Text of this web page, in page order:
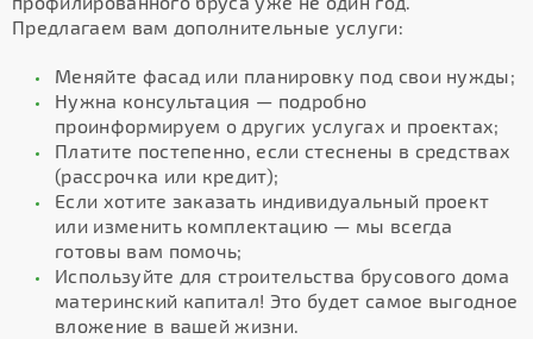
Предлагаем вам дополнительные услуги:
Меняйте фасад или планировку под свои нужды;
Нужна консультация — подробно
проинформируем о других услугах и проектах;
Платите постепенно, если стеснены в средствах
(рассрочка или кредит);
Если хотите заказать индивидуальный проект
или изменить комплектацию — мы всегда
готовы вам помочь;
Используйте для строительства брусового дома
материнский капитал! Это будет самое выгодное
вложение в вашей жизни.